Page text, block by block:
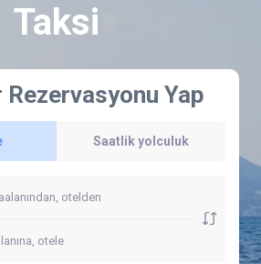
Taksi
Yap
Saatlik yolculuk